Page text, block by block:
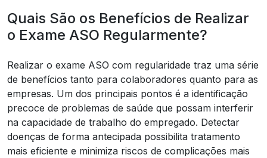
Quais São os Benefícios de Realizar
o Exame ASO Regularmente?
Realizar o exame ASO com regularidade traz uma série
de benefícios tanto para colaboradores quanto para as
empresas. Um dos principais pontos é a identificação
precoce de problemas de saúde que possam interferir
na capacidade de trabalho do empregado. Detectar
doenças de forma antecipada possibilita tratamento
mais eficiente e minimiza riscos de complicações mais